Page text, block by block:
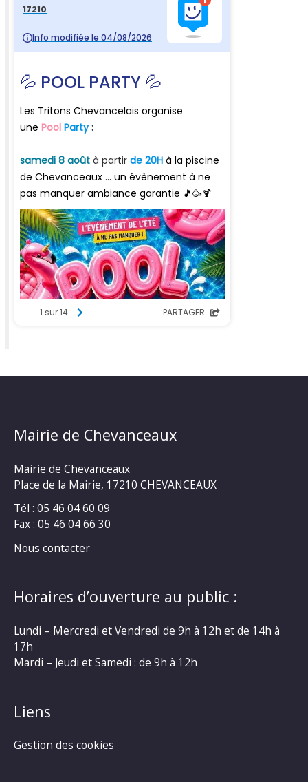
Mairie de Chevanceaux
Mairie de Chevanceaux
Place de la Mairie, 17210 CHEVANCEAUX
Tél : 05 46 04 60 09
Fax : 05 46 04 66 30
Nous contacter
Horaires d’ouverture au public :
Lundi – Mercredi et Vendredi de 9h à 12h et de 14h à
17h
Mardi – Jeudi et Samedi : de 9h à 12h
Liens
Gestion des cookies